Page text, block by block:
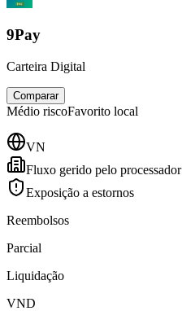
9Pay
Carteira Digital
Comparar
Médio riscoFavorito local
VN
Fluxo gerido pelo processador
Exposição a estornos
Reembolsos
Parcial
Liquidação
VND